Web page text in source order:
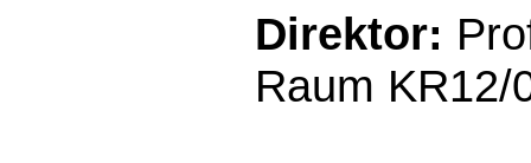
Direktor:
Raum KR12/